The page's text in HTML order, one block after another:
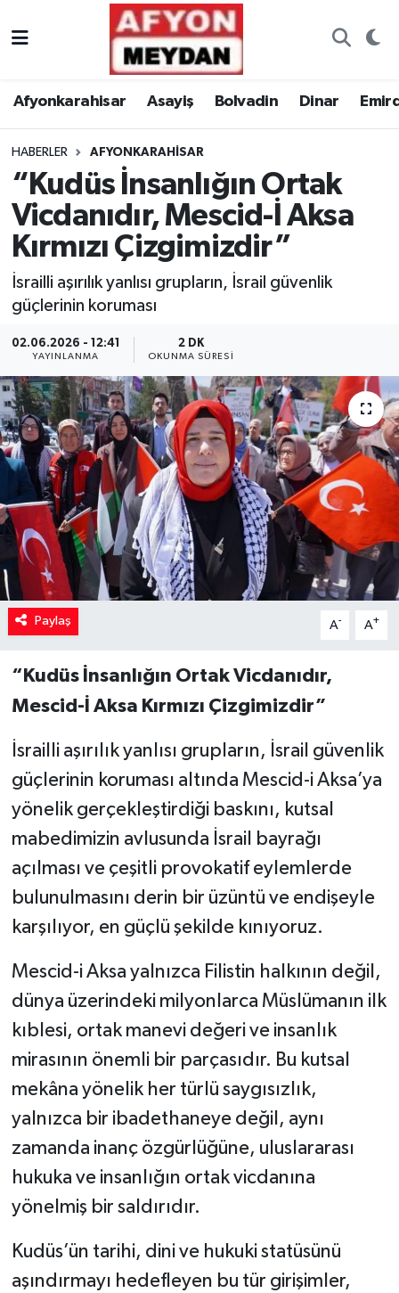
Afyonkarahisar Asayiş Bolvadin Dinar
HABERLER AFYONKARAHISAR
“Kudüs İnsanlığın Ortak
Vicdanıdır, Mescid-İ Aksa
Kırmızı Çizgimizdir”
İsrailli aşırılık yanlısı grupların, İsrail güvenlik
güçlerinin koruması
02.06.2026 - 12:41
YAYINLANMA
2 DK
OKUNMA SÜRESI
Paylaş A- A+
“Kudüs İnsanlığın Ortak Vicdanıdır,
Mescid-İ Aksa Kırmızı Çizgimizdir”
İsrailli aşırılık yanlısı grupların, İsrail güvenlik
güçlerinin koruması altında Mescid-i Aksa’ya
yönelik gerçekleştirdiği baskını, kutsal
mabedimizin avlusunda İsrail bayrağı
açılması ve çeşitli provokatif eylemlerde
bulunulmasını derin bir üzüntü ve endişeyle
karşılıyor, en güçlü şekilde kınıyoruz.
Mescid-i Aksa yalnızca Filistin halkının değil,
dünya üzerindeki milyonlarca Müslümanın ilk
kıblesi, ortak manevi değeri ve insanlık
mirasının önemli bir parçasıdır. Bu kutsal
mekâna yönelik her türlü saygısızlık,
yalnızca bir ibadethaneye değil, aynı
zamanda inanç özgürlüğüne, uluslararası
hukuka ve insanlığın ortak vicdanına
yönelmiş bir saldırıdır.
Kudüs’ün tarihi, dini ve hukuki statüsünü
aşındırmayı hedefleyen bu tür girişimler,
Nöbetçi Eczaneler
Trafik Durumu
Süper Lig Puan Durumu ve Fikstür
Tüm Manşetler
Son Dakika Haberleri
Haber Arşivi